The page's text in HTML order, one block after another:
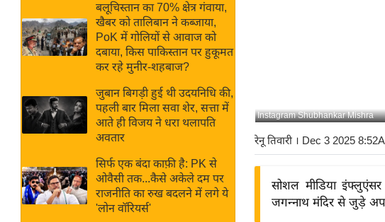
Hindi
Hindi
Videos
राय
बजट
IPL
2026
ई-पेपर
मिसाल बेमिसाल
शख्सियत
बलूचिस्तान का 70% क्षेत्र गंवाया,
खैबर को तालिबान ने कब्जाया,
PoK में गोलियों से आवाज को
दबाया, किस पाकिस्तान पर हुकूमत
कर रहे मुनीर-शहबाज?
जुबान बिगड़ी हुई थी उदयनिधि की,
पहली बार मिला सवा शेर, सत्ता में
आते ही विजय ने धरा थलापति
अवतार
सिर्फ एक बंदा काफ़ी है: PK से
ओवैसी तक...कैसे अकेले दम पर
राजनीति का रुख बदलने में लगे ये
'लोन वॉरियर्स'
Instagram Shubhankar Mishra
रेनू तिवारी । Dec 3 2025
सोशल मीडिया
जगन्नाथ मंदिर से जुड़े अपने